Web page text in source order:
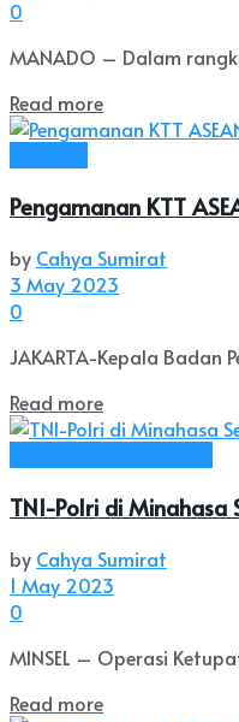
0
MANADO – Dalam
Read more
Pengamanan KTT
by Cahya Sumirat
3 May 2023
0
JAKARTA-Kepala Badan
Read more
TNI-Polri di Minahasa
by Cahya Sumirat
1 May 2023
0
MINSEL – Operasi
Read more